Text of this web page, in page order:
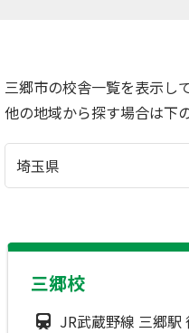
三郷市の校舎一覧を表示し
他の地域から探す場合は下
三郷校
JR武蔵野線 三郷駅